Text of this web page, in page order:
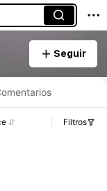
Seguir
Filtros